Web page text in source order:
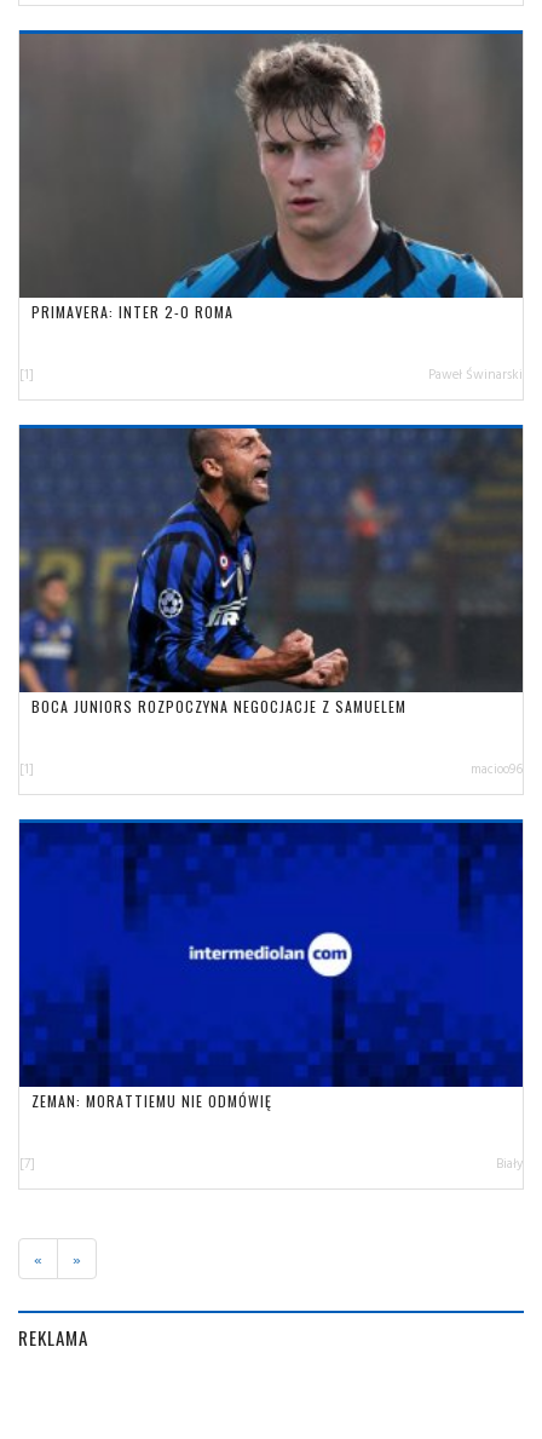
PRIMAVERA: INTER 2-0 ROMA
[1] Paweł Świnarski
BOCA JUNIORS ROZPOCZYNA NEGOCJACJE Z SAMUELEM
[1] macioo96
ZEMAN: MORATTIEMU NIE ODMÓWIĘ
[7] Biały
« »
REKLAMA